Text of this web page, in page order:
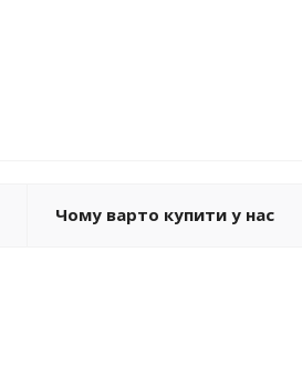
Чому варто купити у нас